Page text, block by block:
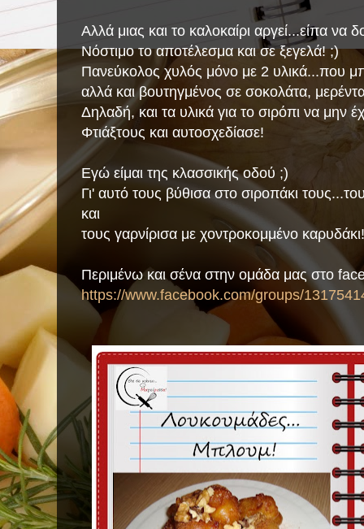
Αλλά μιας και το καλοκαίρι αργεί...είπα να
Νόστιμο το αποτέλεσμα και σε ξεγελά! ;)
Πανεύκολος χυλός μόνο με 2 υλικά...που
αλλά και βουτηγμένος σε σοκολάτα,
Δηλαδή, και τα υλικά για το σιρόπι να μην
Φτιάξτους και αυτοσχεδίασε!
Εγώ είμαι της κλασσικής οδού ;)
Γι' αυτό τους βύθισα στο σιροπάκι
και
τους γαρνίρισα με χοντροκομμένο
Περιμένω και σένα στην ομάδα μας στο
https://www.facebook.com/groups/